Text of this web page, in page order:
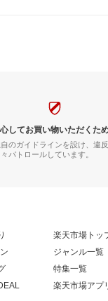
してお買い物いただくた
のガイドラインを設け、違
パトロールしています。
楽天市場トッ
ジャンル一覧
特集一覧
楽天市場アプ